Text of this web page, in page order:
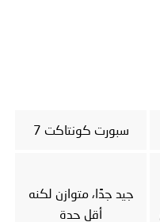
سبورت كونتاكت 7
جيد جدًا، متوازن لكنه
أقل حدة